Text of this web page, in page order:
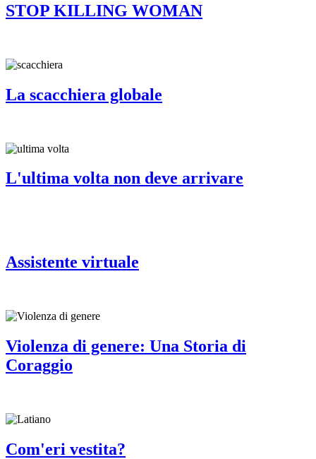
STOP KILLING WOMAN
La scacchiera globale
L'ultima volta non deve arrivare
Assistente virtuale
Violenza di genere: Una Storia di
Coraggio
Com'eri vestita?